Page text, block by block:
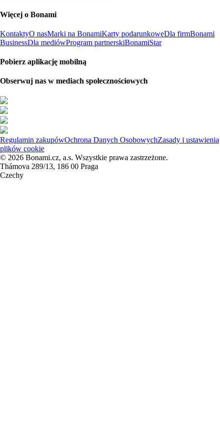
Więcej o Bonami
KontaktyO nasMarki na BonamiKarty podarunkoweDla firmBonami
BusinessDla mediówProgram partnerskiBonamiStar
Pobierz aplikację mobilną
Obserwuj nas w mediach społecznościowych
Regulamin zakupówOchrona Danych OsobowychZasady i ustawienia
plików cookie
© 2026 Bonami.cz, a.s. Wszystkie prawa zastrzeżone.
Thámova 289/13, 186 00 Praga
Czechy